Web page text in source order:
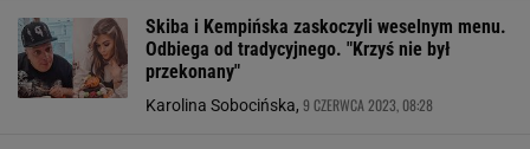
Skiba i Kempińska zaskoczyli weselnym menu.
Odbiega od tradycyjnego. "Krzyś nie był
przekonany"
Karolina Sobocińska, 9 CZERWCA 2023, 08:28